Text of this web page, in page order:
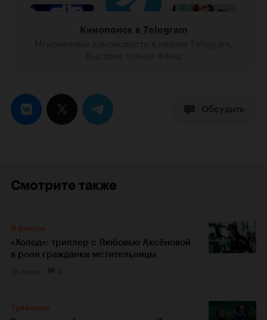
Кинопоиск в Telegram
Смотрите также
В фокусе
«Холод»: триллер с Любовью Аксёновой
в роли гражданки-мстительницы
Трейлеры